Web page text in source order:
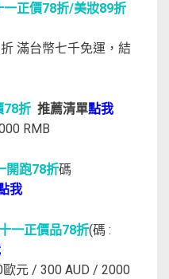
一正價78折/美妝89折
滿台幣七千免運，結
78折 推薦清單點我
RMB
開跑78折碼
我
一正價品78折(碼 :
元 / 300 AUD / 2000